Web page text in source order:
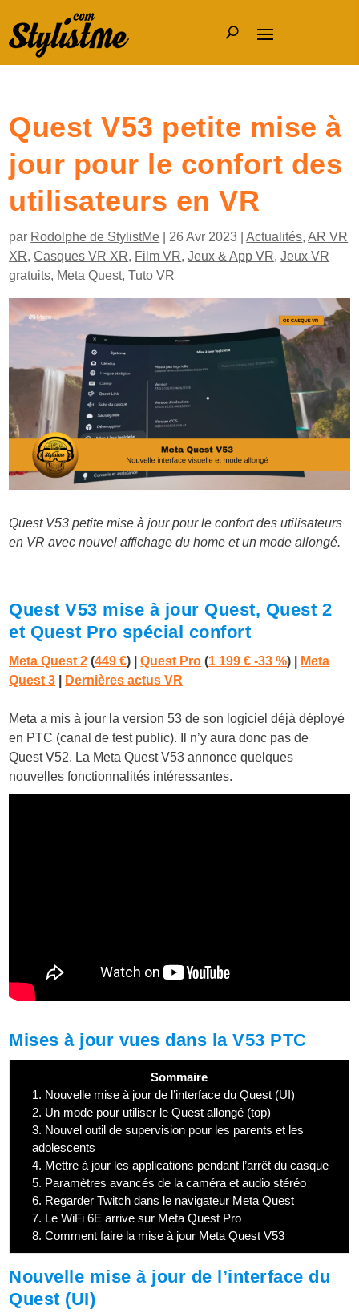
Quest V53 petite mise à
jour pour le confort des
utilisateurs en VR
par Rodolphe de StylistMe 26 Avr 2023 |Actualités,AR VR
XR,Casques VR XR, Film VR,Jeux & App VR,Jeux VR
gratuits, Meta Quest,Tuto VR
Quest V53 petite mise à jour pour le confort des utilisateurs
en VR avec nouvel affichage du home et un mode allongé.
Quest V53 mise à jour Quest, Quest 2
et Quest Pro spécial confort
Meta Quest 2 (449 €) |Quest Pro (1 199 € -33 %)
Meta
Quest 3
Dernières actus VR
Meta a mis à jour la version 53 de son logiciel déjà déployé
en PTC (canal de test public). Il n’y aura donc pas de
Quest V52. La Meta Quest V53 annonce quelques
nouvelles fonctionnalités intéressantes.
Mises à jour vues dans la V53 PTC
Sommaire
1. Nouvelle mise à jour de l’interface du Quest (UI)
2. Un mode pour utiliser le Quest allongé (top)
3. Nouvel outil de supervision pour les parents et les
adolescents
4. Mettre à jour les applications pendant l’arrêt du casque
5. Paramètres avancés de la caméra et audio stéréo
6. Regarder Twitch dans le navigateur Meta Quest
7. Le WiFi 6E arrive sur Meta Quest Pro
8. Comment faire la mise à jour Meta Quest V53
Nouvelle mise à jour de l’interface du
Quest (UI)